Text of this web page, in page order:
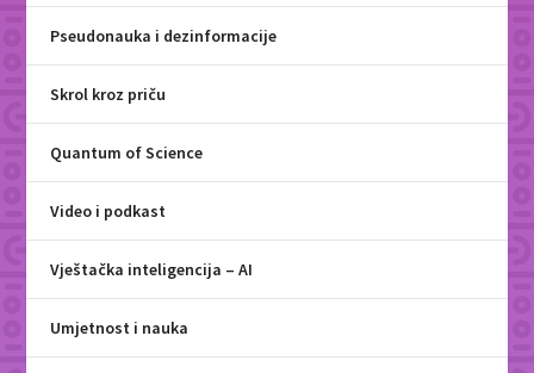
Pseudonauka i dezinformacije
Skrol kroz priču
Quantum of Science
Video i podkast
Vještačka inteligencija – AI
Umjetnost i nauka